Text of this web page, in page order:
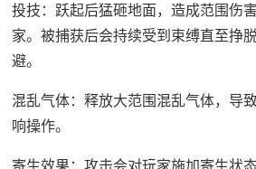
投技：跃起后猛砸地面，造成范围伤
家。被捕获后会持续受到束缚直至挣
避。
混乱气体：释放大范围混乱气体，导
响操作。